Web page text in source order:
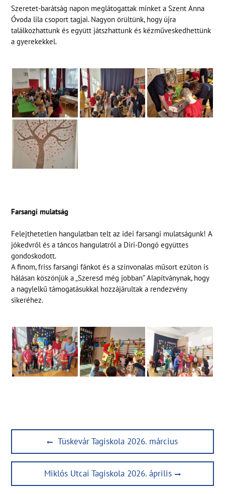
Szeretet-barátság napon meglátogattak minket a Szent Anna
Óvoda lila csoport tagjai. Nagyon örültünk, hogy újra
találkozhattunk és együtt játszhattunk és kézműveskedhettünk
a gyerekekkel.
Farsangi mulatság
Felejthetetlen hangulatban telt az idei farsangi mulatságunk! A
jókedvről és a táncos hangulatról a Diri-Dongó együttes
gondoskodott.
A finom, friss farsangi fánkot és a színvonalas műsort ezúton is
hálásan köszönjük a „Szeresd még jobban” Alapítványnak, hogy
a nagylelkű támogatásukkal hozzájárultak a rendezvény
sikeréhez.
navigáció
Previous
post:
Tüskevár Tagiskola 2026. március
Next
post:
Miklós Utcai Tagiskola 2026. április
NYÁRI ÜGYELET ÜGYINTÉZÉS CÉLJÁBÓL A SZÉKHELY
(3526 MISKOLC SZELES UTCA 57.)
Tel.: 30/ 754-5275
2026. JÚLIUS 8.----------9:00-13:00
2026. JÚLIUS 22.--------9:00-13:00
2026. AUGUSZTUS 5.----9:00-13:00